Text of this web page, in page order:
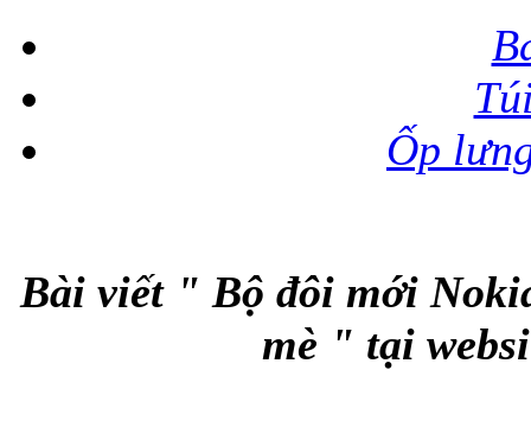
Ốp
Bài viết " Bộ đôi mới
mè " tại